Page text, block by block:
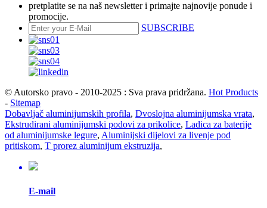
pretplatite se na naš newsletter i primajte najnovije ponude i
promocije.
SUBSCRIBE
© Autorsko pravo - 2010-2025 : Sva prava pridržana. Hot Products
- Sitemap
Dobavljač aluminijumskih profila, Dvoslojna aluminijumska vrata,
Ekstrudirani aluminijumski podovi za prikolice, Ladica za baterije
od aluminijumske legure, Aluminijski dijelovi za livenje pod
pritiskom, T prorez aluminijum ekstruzija,
E-mail